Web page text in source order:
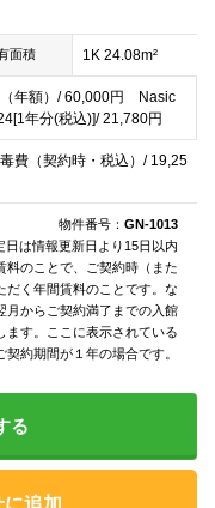
面積 1K 24.08m²
（年額）/ 60,000円 Nasic
年分(税込)]/ 21,780円
費（契約時・税込）/ 19,25
物件番号： GN-1013
は情報更新日より15日以内
料のことで、ご契約時（また
だく年間賃料のことです。な
月からご契約満了までの入館
ます。ここに表示されている
約期間が１年の場合です。
る
に追加